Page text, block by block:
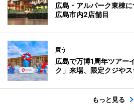
広島・アルパーク東棟
広島市内2店舗目
買う
広島で万博1周年ツア
ク」来場、限定クジや
もっと見る